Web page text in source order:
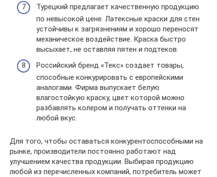
Турецкий предлагает качественную продукцию
по невысокой цене. Латексные краски для стен
устойчивы к загрязнениям и хорошо переносят
механическое воздействие. Краска быстро
высыхает, не оставляя пятен и подтеков.
Российский бренд «Текс» создает товары,
способные конкурировать с европейскими
аналогами. Фирма выпускает белую
влагостойкую краску, цвет которой можно
разбавлять колером и получать оттенки на
любой вкус.
Для того, чтобы оставаться конкурентоспособными на
рынке, производители постоянно работают над
улучшением качества продукции. Выбирая продукцию
любой из перечисленных компаний, потребитель может